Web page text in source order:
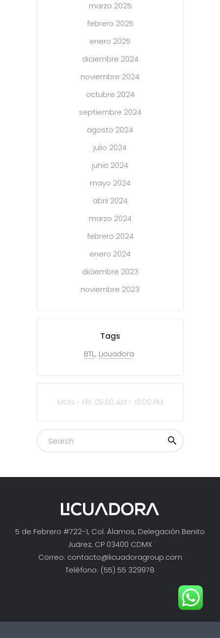
marzo 2025
febrero 2025
enero 2025
diciembre 2024
noviembre 2024
octubre 2024
septiembre 2024
agosto 2024
julio 2024
junio 2024
mayo 2024
abril 2024
marzo 2024
febrero 2024
enero 2024
diciembre 2023
noviembre 2023
Tags
BTL Licuadora
MON - FRI: 09:00 AM - 10:00 PM
5 de Febrero #722-1, Col. Álamos, Delegación Benito
Juárez, CP 03400 CDMX
Correo: contacto@licuadoragroup.com
Teléfono: (55) 55 329978